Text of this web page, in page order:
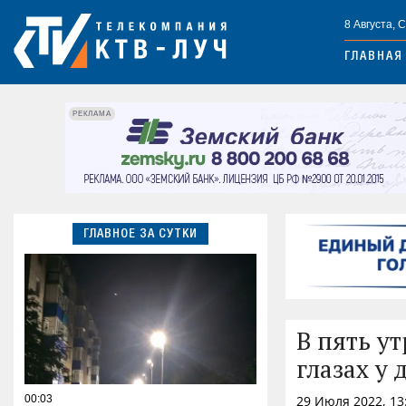
8 Августа,
ГЛАВНАЯ
РЕКЛАМА
ГЛАВНОЕ ЗА СУТКИ
00:03
В пять
глазах у
29 Июля 2022,